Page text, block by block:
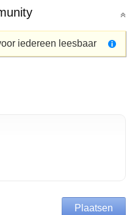
iedereen leesbaar